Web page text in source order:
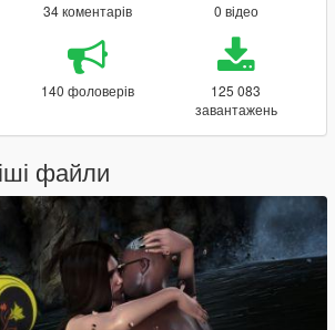
34 коментарів 0 відео
140 фоловерів
125 083
завантажень
файли